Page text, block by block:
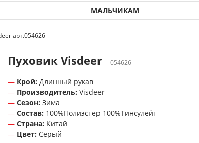
МАЛЬЧИКАМ
арт.054626
Пуховик Visdeer 054626
Крой: Длинный рукав
Производитель: Visdeer
Сезон: Зима
Состав: 100%Полиэстер 100%Тинсулейт
Страна: Китай
Цвет: Серый